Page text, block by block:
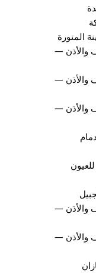
المنورة
والأذن —
والأذن —
والأذن —
والأذن —
والأذن —